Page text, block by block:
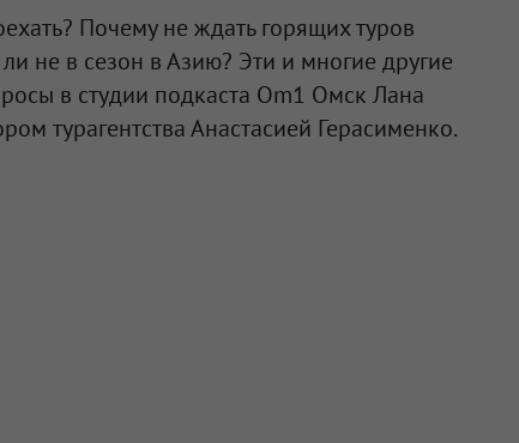
Почему не ждать горящих туров
не в сезон в Азию? Эти и многие другие
в студии подкаста Om1 Омск Лана
турагентства Анастасией Герасименко.